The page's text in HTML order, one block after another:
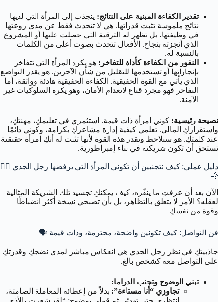
تقدير الكفاءة المبنية على النتائج: ينجذب إلى المرأة التي لديها
نتائج ملموسة تثبت قدراتها. هي لا تتحدث فقط عن مدى روعتها
في وظيفتها، بل تظهر له الترقية التي حصلت عليها أو المشروع
الذي أنجزته بنجاح. الأفعال تتحدث بصوت أعلى من الكلمات
بالنسبة له.
النفور من الكفاءة كأداة للتفاخر: هو يكره المرأة التي تتفاخر
بإنجازاتها أو تستخدمها للتقليل من شأن الآخرين. هو يقدر التواضع
الذي يأتي مع القوة الحقيقية. الكفاءة الحقيقية هادئة وواثقة، أما
التفاخر فهو مجرد قناع لانعدام الأمان، وهو يكره السلوكيات غير
الآمنة.
نصيحة رئيسية: كوني امرأة ذات قيمة. استثمري في تعليمكِ، مهنتكِ،
واستقراركِ المالي. تعلمي كيفية إدارة مشاعركِ بكرامة، وكوني دائمًا
عند كلمتكِ. هو سيلاحظ ويقدر هذه القوة لأنها تثبت له أنكِ امرأة حقيقية
تستحق أن تكون شريكته في بناء إمبراطورية.
دليل عملي: كيف تتجنبين أن تكوني المرأة التي يرفضها رجل الجدي 🏃‍♂️
💨
الآن بعد أن عرفتِ ما ينفّره، كيف يمكنكِ تجسيد تلك الشريكة المثالية
لعقله؟ الأمر لا يتعلق بالتظاهر، بل بأن تصبحي نسخة أكثر انضباطًا
وقوة من نفسكِ.
فن التواصل: كيف تكونين واضحة، محترمة، وذات قيمة 🗣️
جاذبيتكِ في نظر رجل الجدي هي انعكاس مباشر لمدى نضجكِ وقدرتكِ
على التواصل معه كشخص بالغ.
تبني الوضوح وتجنب الدراما:
تجاوزي “أنا مستاءة”: بدلاً من إعطائه المعاملة الصامتة،